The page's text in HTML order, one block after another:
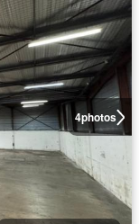
4photos